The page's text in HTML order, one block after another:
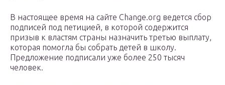
В настоящее время на сайте Change.org ведется сбор
подписей под петицией, в которой содержится
призыв к властям страны назначить третью выплату,
которая помогла бы собрать детей в школу.
Предложение подписали уже более 250 тысяч
человек.